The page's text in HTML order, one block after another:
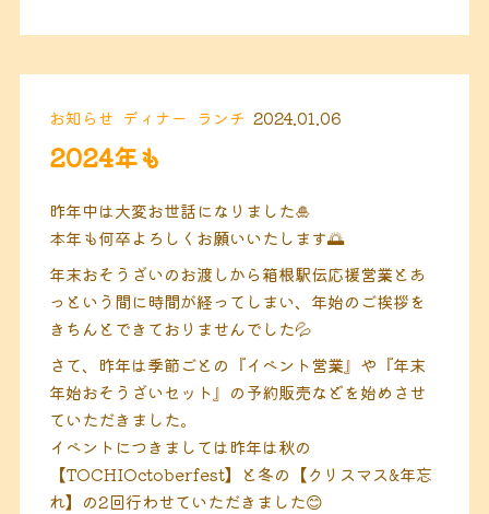
お知らせ ディナー ランチ 2024.01.06
2024年も
昨年中は大変お世話になりました🎍
本年も何卒よろしくお願いいたします🌅
年末おそうざいのお渡しから箱根駅伝応援営業とあ
っという間に時間が経ってしまい、年始のご挨拶を
きちんとできておりませんでした💦
さて、昨年は季節ごとの『イベント営業』や『年末
年始おそうざいセット』の予約販売などを始めさせ
ていただきました。
イベントにつきましては昨年は秋の
【TOCHIOctoberfest】と冬の【クリスマス&年忘
れ】の2回行わせていただきました😊